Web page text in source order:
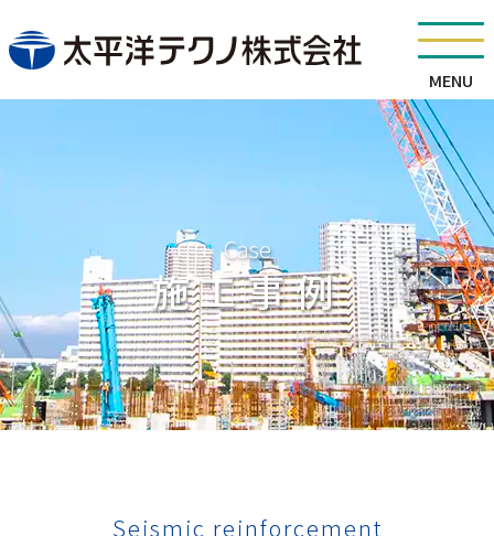
MENU
Case
施工事例
Seismic reinforcement